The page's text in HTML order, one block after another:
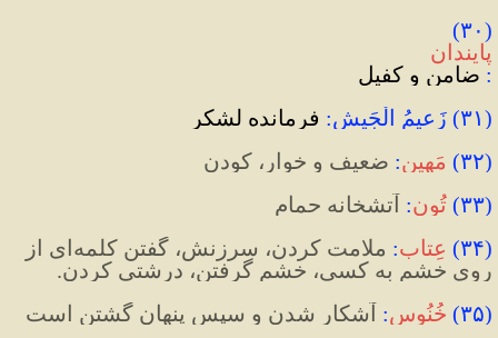
(۳۰)
پایندان
: ضامن و کفیل
(۳۱) زَعیمُ الْجَیش:
فرمانده لشکر
(۳۲) مَهین: ضعیف و خوار، کودن
(۳۳) تُون: آتشخانه حمام
(۳۴) عِتاب: ملامت کردن، سرزنش، گفتن کلمه
روی خشم به کسی، خشم گرفتن، درشتی کردن.
(۳۵) خُنُوس: آشکار شدن و سپس پنهان گشتن است